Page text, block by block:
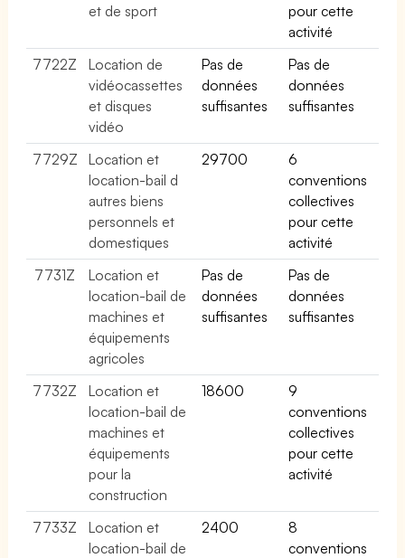
et de sport
pour cette
activité
7722Z
Location de
vidéocassettes
et disques
vidéo
Pas de
données
suffisantes
Pas de
données
suffisantes
7729Z
Location et
location-bail d
autres biens
personnels et
domestiques
29700
6
conventions
collectives
pour cette
activité
7731Z
Location et
location-bail de
machines et
équipements
agricoles
Pas de
données
suffisantes
Pas de
données
suffisantes
7732Z
Location et
location-bail de
machines et
équipements
pour la
construction
18600
9
conventions
collectives
pour cette
activité
7733Z
Location et
location-bail de
2400
8
conventions